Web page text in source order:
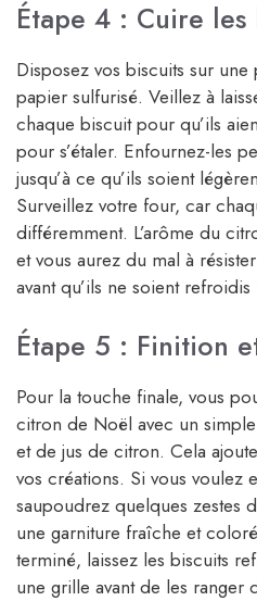
Étape 4 : Cuire les
Disposez vos biscuits sur
papier sulfurisé. Veillez à
chaque biscuit pour qu’ils
pour s’étaler. Enfournez-les
jusqu’à ce qu’ils soient
Surveillez votre four, car
différemment. L’arôme du
et vous aurez du mal à
avant qu’ils ne soient refroidis
Étape 5 : Finition
Pour la touche finale, vous
citron de Noël avec un
et de jus de citron. Cela
vos créations. Si vous voulez
saupoudrez quelques zestes
une garniture fraîche et
terminé, laissez les biscuits
une grille avant de les ranger